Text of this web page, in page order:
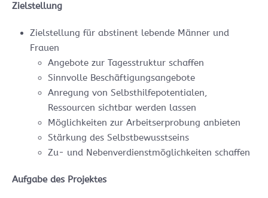
Zielstellung
Zielstellung für abstinent lebende Männer und
Frauen
Angebote zur Tagesstruktur schaffen
Sinnvolle Beschäftigungsangebote
Anregung von Selbsthilfepotentialen,
Ressourcen sichtbar werden lassen
Möglichkeiten zur Arbeitserprobung anbieten
Stärkung des Selbstbewusstseins
Zu- und Nebenverdienstmöglichkeiten schaffen
Aufgabe des Projektes